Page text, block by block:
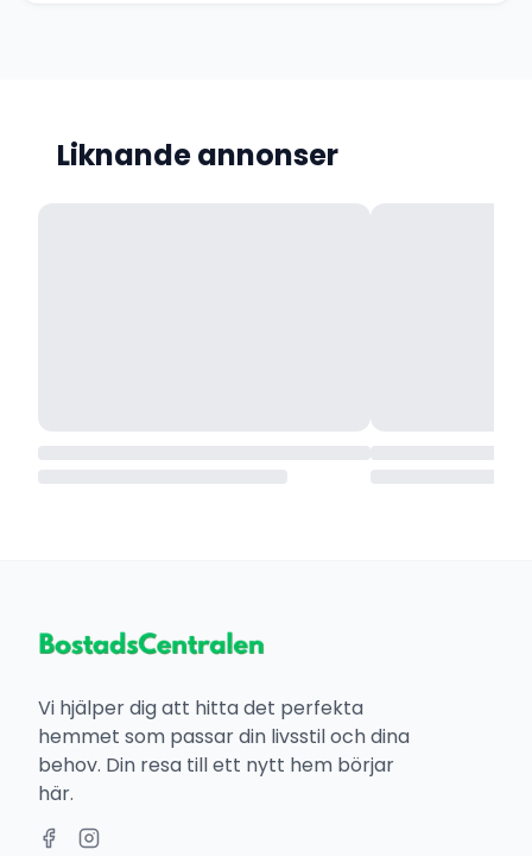
Liknande annonser
Vi hjälper dig att hitta det perfekta
hemmet som passar din livsstil och dina
behov. Din resa till ett nytt hem börjar
här.